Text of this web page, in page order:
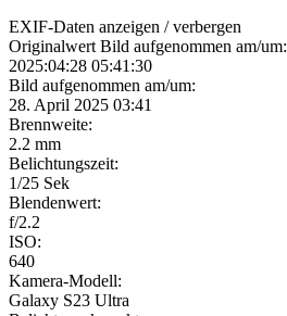
EXIF-Daten anzeigen / verbergen
Originalwert Bild aufgenommen am/um:
2025:04:28 05:41:30
Bild aufgenommen am/um:
28. April 2025 03:41
Brennweite:
2.2 mm
Belichtungszeit:
1/25 Sek
Blendenwert:
f/2.2
ISO:
640
Kamera-Modell:
Galaxy S23 Ultra